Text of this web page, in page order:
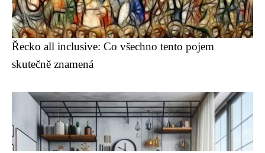
Řecko all inclusive: Co všechno tento pojem
skutečně znamená